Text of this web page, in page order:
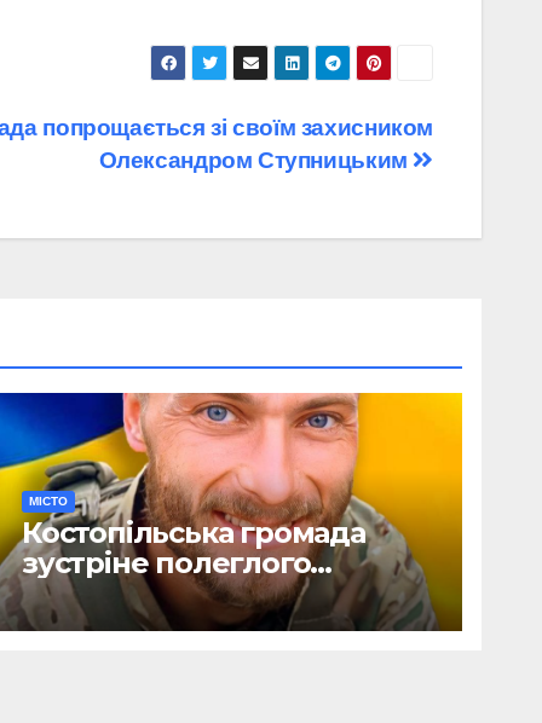
попрощається зі своїм захисником
Олександром Ступницьким
МІСТО
Костопільська громада
зустріне полеглого
головного сержанта Сергія
Василюка